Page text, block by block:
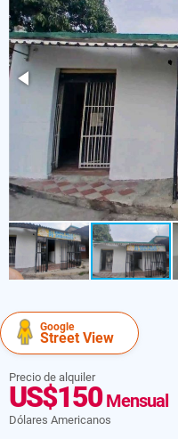
Google
Street View
Precio de alquiler
US$150Mensual
Dólares Americanos